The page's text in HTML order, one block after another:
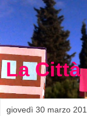
La Città
giovedì 30 marzo